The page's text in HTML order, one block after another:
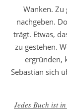
Wanken.
nachgeben.
trägt. Etwas,
zu gestehen.
ergründen,
Sebastian sich
Jedes Buch ist